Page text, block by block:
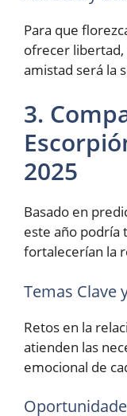
Para que
ofrecer libertad,
amistad será la
3.
2025
Basado en
este año podría
fortalecerían la
Temas Clave
Retos en la
atienden las
emocional de